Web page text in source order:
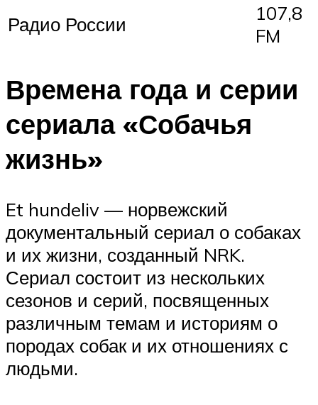
Радио России
107,8
FM
Времена года и серии
сериала «Собачья
жизнь»
Et hundeliv — норвежский
документальный сериал о собаках
и их жизни, созданный NRK.
Сериал состоит из нескольких
сезонов и серий, посвященных
различным темам и историям о
породах собак и их отношениях с
людьми.